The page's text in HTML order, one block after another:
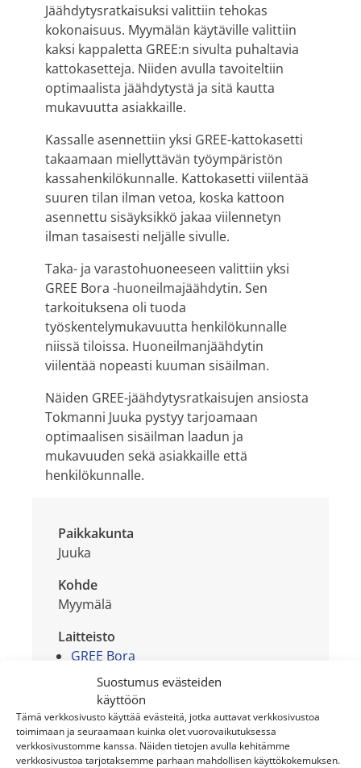
Suostumus evästeiden
käyttöön
Tämä verkkosivusto käyttää evästeitä, jotka auttavat verkkosivustoa
toimimaan ja seuraamaan kuinka olet vuorovaikutuksessa
verkkosivustomme kanssa. Näiden tietojen avulla kehitämme
verkkosivustoa tarjotaksemme parhaan mahdollisen käyttökokemuksen.
Jäähdytysratkaisuksi valittiin tehokas
kokonaisuus. Myymälän käytäville valittiin
kaksi kappaletta GREE:n sivulta puhaltavia
kattokasetteja. Niiden avulla tavoiteltiin
optimaalista jäähdytystä ja sitä kautta
mukavuutta asiakkaille.
Kassalle asennettiin yksi GREE-kattokasetti
takaamaan miellyttävän työympäristön
kassahenkilökunnalle. Kattokasetti viilentää
suuren tilan ilman vetoa, koska kattoon
asennettu sisäyksikkö jakaa viilennetyn
ilman tasaisesti neljälle sivulle.
Taka- ja varastohuoneeseen valittiin yksi
GREE Bora -huoneilmajäähdytin. Sen
tarkoituksena oli tuoda
työskentelymukavuutta henkilökunnalle
niissä tiloissa. Huoneilmanjäähdytin
viilentää nopeasti kuuman sisäilman.
Näiden GREE-jäähdytysratkaisujen ansiosta
Tokmanni Juuka pystyy tarjoamaan
optimaalisen sisäilman laadun ja
mukavuuden sekä asiakkaille että
henkilökunnalle.
Paikkakunta
Juuka
Kohde
Myymälä
Laitteisto
GREE Bora
GREE U-Match sivulta puhaltava
GREE U-Match kattokasetti